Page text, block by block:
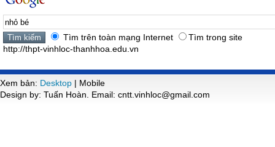
Tìm trên toàn mạng Internet
Tìm trong site
http://thpt-vinhloc-thanhhoa.edu.vn
Xem bản: Desktop | Mobile
Design by: Tuấn Hoàn. Email: cntt.vinhloc@gmail.com